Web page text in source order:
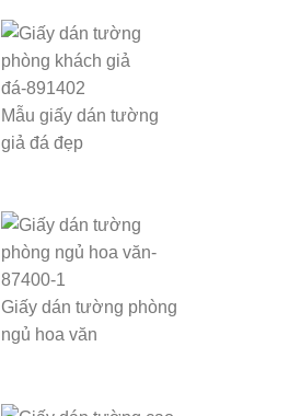
Mẫu giấy dán tường
giả đá đẹp
Giấy dán tường phòng
ngủ hoa văn